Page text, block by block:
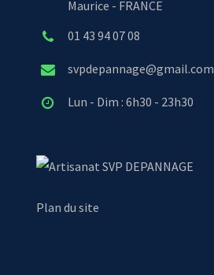
Maurice - FRANCE
01 43 94 07 08
svpdepannage@gmail.com
Lun - Dim : 6h30 - 23h30
SVP DEPANNAGE
Plan du site